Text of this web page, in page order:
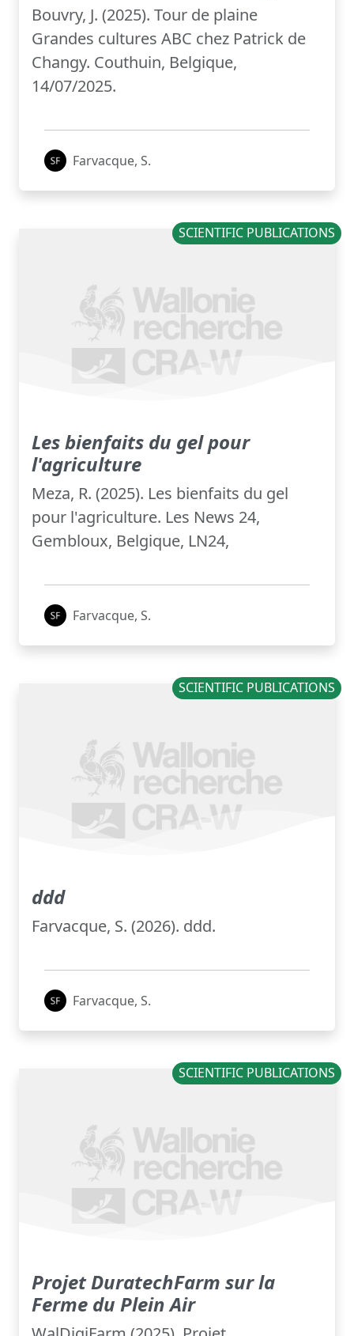
Bouvry, J. (2025). Tour de plaine
Grandes cultures ABC chez Patrick de
Changy. Couthuin, Belgique,
14/07/2025.
Farvacque, S.
SCIENTIFIC PUBLICATIONS
Les bienfaits du gel pour
l'agriculture
Meza, R. (2025). Les bienfaits du gel
pour l'agriculture. Les News 24,
Gembloux, Belgique, LN24,
Farvacque, S.
SCIENTIFIC PUBLICATIONS
ddd
Farvacque, S. (2026). ddd.
Farvacque, S.
SCIENTIFIC PUBLICATIONS
Projet DuratechFarm sur la
Ferme du Plein Air